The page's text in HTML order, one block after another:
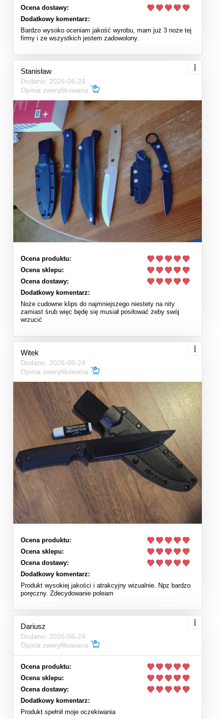
Ocena dostawy:
Dodatkowy komentarz:
Bardzo wysoko oceniam jakość wyrobu, mam już 3 noże tej
firmy i ze wszystkich jestem zadowolony.
Stanisław
Dodano: 2026-06-24
Opinia zweryfikowana
Ocena produktu:
Ocena sklepu:
Ocena dostawy:
Dodatkowy komentarz:
Noże cudowne klips do najmniejszego niestety na nity
zamiast śrub więc będę się musiał posiłować żeby swój
wrzucić
Witek
Dodano: 2026-06-24
Opinia zweryfikowana
Ocena produktu:
Ocena sklepu:
Ocena dostawy:
Dodatkowy komentarz:
Produkt wysokiej jakości i atrakcyjny wizualnie. Npz bardzo
poręczny. Zdecydowanie poleam
Dariusz
Dodano: 2026-06-24
Opinia zweryfikowana
Ocena produktu:
Ocena sklepu:
Ocena dostawy:
Dodatkowy komentarz:
Produkt spełnił moje oczekiwania